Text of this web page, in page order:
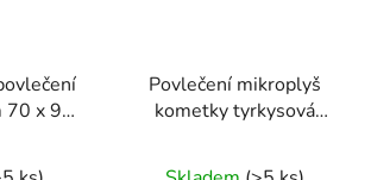
Povlečení mikroplyš
kometky tyrkysová